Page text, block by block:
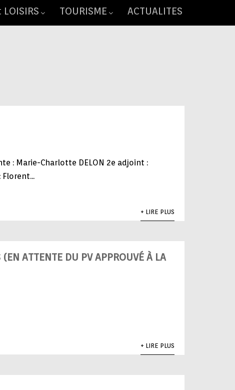
LOISIRS TOURISME ACTUALITES
: Marie-Charlotte DELON 2e adjoint :
Florent...
+ LIRE PLUS
ATTENTE DU PV APPROUVÉ À LA
+ LIRE PLUS